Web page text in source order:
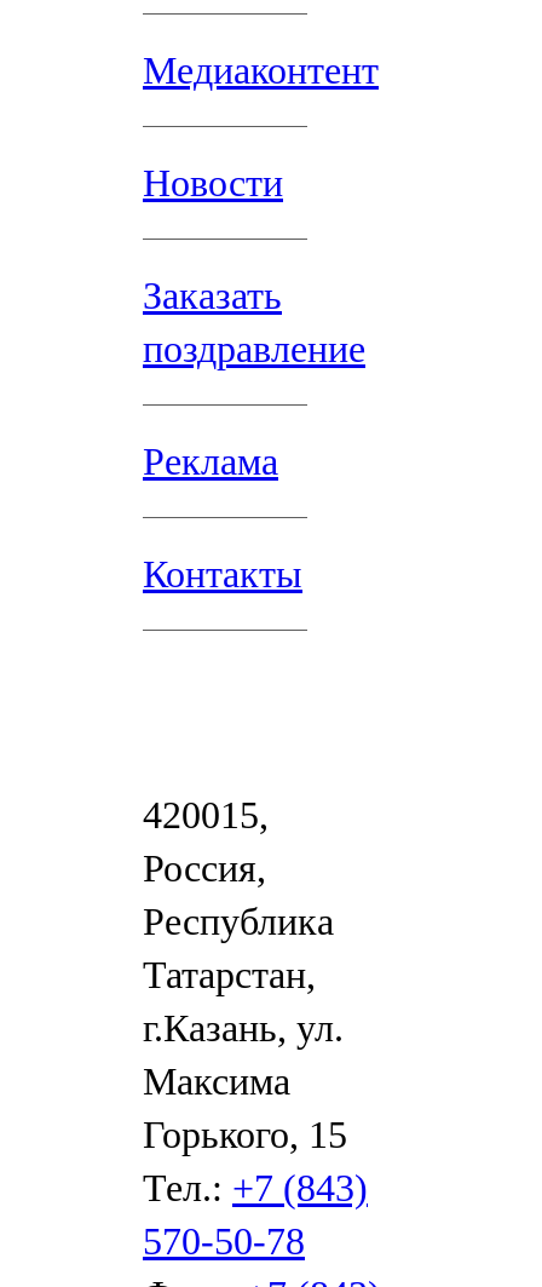
Медиаконтент
Новости
Заказать
поздравление
Реклама
Контакты
420015,
Россия,
Республика
Татарстан,
г.Казань, ул.
Максима
Горького, 15
Тел.: +7 (843)
570-50-78